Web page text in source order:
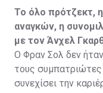
Το όλο πρότζεκτ,
αναγκών, η
με τον Άνχελ
Ο Φραν Σολ δεν
τους συμπατριώτες
συνεχίσει την